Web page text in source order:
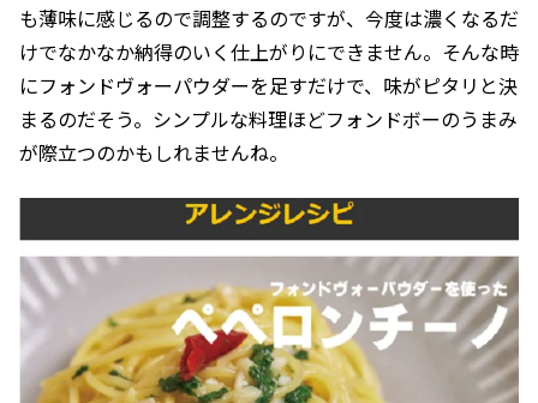
も薄味に感じるので調整するのですが、今度は濃くなるだ
けでなかなか納得のいく仕上がりにできません。そんな時
にフォンドヴォーパウダーを足すだけで、味がピタリと決
まるのだそう。シンプルな料理ほどフォンドボーのうまみ
が際立つのかもしれませんね。